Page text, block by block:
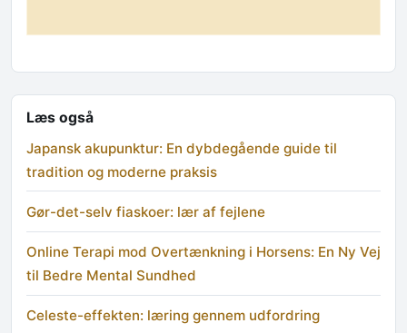
Læs også
Japansk akupunktur: En dybdegående guide til
tradition og moderne praksis
Gør-det-selv fiaskoer: lær af fejlene
Online Terapi mod Overtænkning i Horsens: En Ny Vej
til Bedre Mental Sundhed
Celeste-effekten: læring gennem udfordring